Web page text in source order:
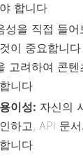
합니다.
성을 직접 들
이 중요합니
고려하여 콘
니다.
이성: 자신의
하고, API 문
니다.